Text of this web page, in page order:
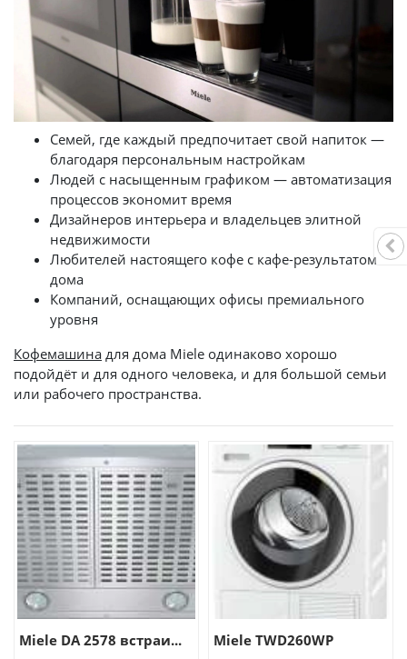
Семей, где каждый предпочитает свой напиток —
благодаря персональным настройкам
Людей с насыщенным графиком — автоматизация
процессов экономит время
Дизайнеров интерьера и владельцев элитной
недвижимости
Любителей настоящего кофе с кафе-результатом
дома
Компаний, оснащающих офисы премиального
уровня
Кофемашина для дома Miele одинаково хорошо
подойдёт и для одного человека, и для большой семьи
или рабочего пространства.
Miele DA 2578 встраи... Miele TWD260WP